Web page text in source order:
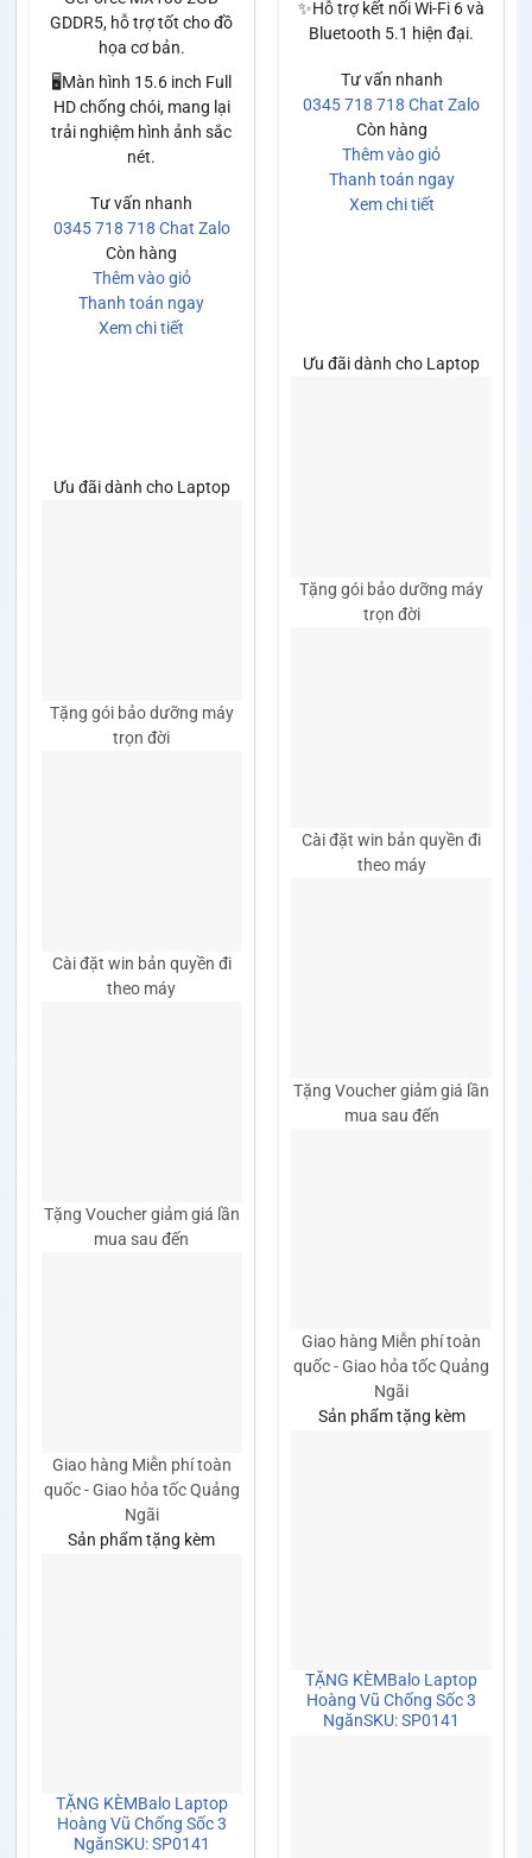
GDDR5, hỗ trợ tốt cho đồ
họa cơ bản.
🖥️Màn hình 15.6 inch Full
HD chống chói, mang lại
trải nghiệm hình ảnh sắc
nét.
Tư vấn nhanh
0345 718 718 Chat Zalo
Còn hàng
Thêm vào giỏ
Thanh toán ngay
Xem chi tiết
Ưu đãi dành cho Laptop
Tặng gói bảo dưỡng máy
trọn đời
Cài đặt win bản quyền đi
theo máy
Tặng Voucher giảm giá lần
mua sau đến
Giao hàng Miễn phí toàn
quốc - Giao hỏa tốc Quảng
Ngãi
Sản phẩm tặng kèm
TẶNG KÈMBalo Laptop
Hoàng Vũ Chống Sốc 3
NgănSKU: SP0141
✨Hỗ trợ kết nối Wi-Fi 6 và
Bluetooth 5.1 hiện đại.
Tư vấn nhanh
0345 718 718 Chat Zalo
Còn hàng
Thêm vào giỏ
Thanh toán ngay
Xem chi tiết
Ưu đãi dành cho Laptop
Tặng gói bảo dưỡng máy
trọn đời
Cài đặt win bản quyền đi
theo máy
Tặng Voucher giảm giá lần
mua sau đến
Giao hàng Miễn phí toàn
quốc - Giao hỏa tốc Quảng
Ngãi
Sản phẩm tặng kèm
TẶNG KÈMBalo Laptop
Hoàng Vũ Chống Sốc 3
NgănSKU: SP0141